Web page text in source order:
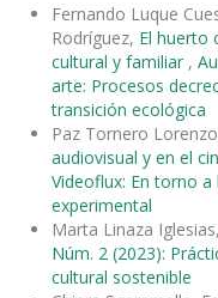
Fernando Luque
Rodríguez, El huerto
cultural y familiar ,
arte: Procesos
transición ecológica
Paz Tornero
audiovisual y en el
Videoflux: En torno
experimental
Marta Linaza Iglesias,
Núm. 2 (2023):
cultural sostenible